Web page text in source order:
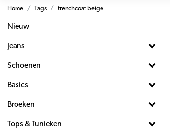
Home Tags trenchcoat beige
Nieuw
Jeans
Schoenen
Basics
Broeken
Tops & Tunieken